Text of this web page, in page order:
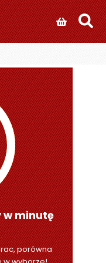
w minutę
porówna